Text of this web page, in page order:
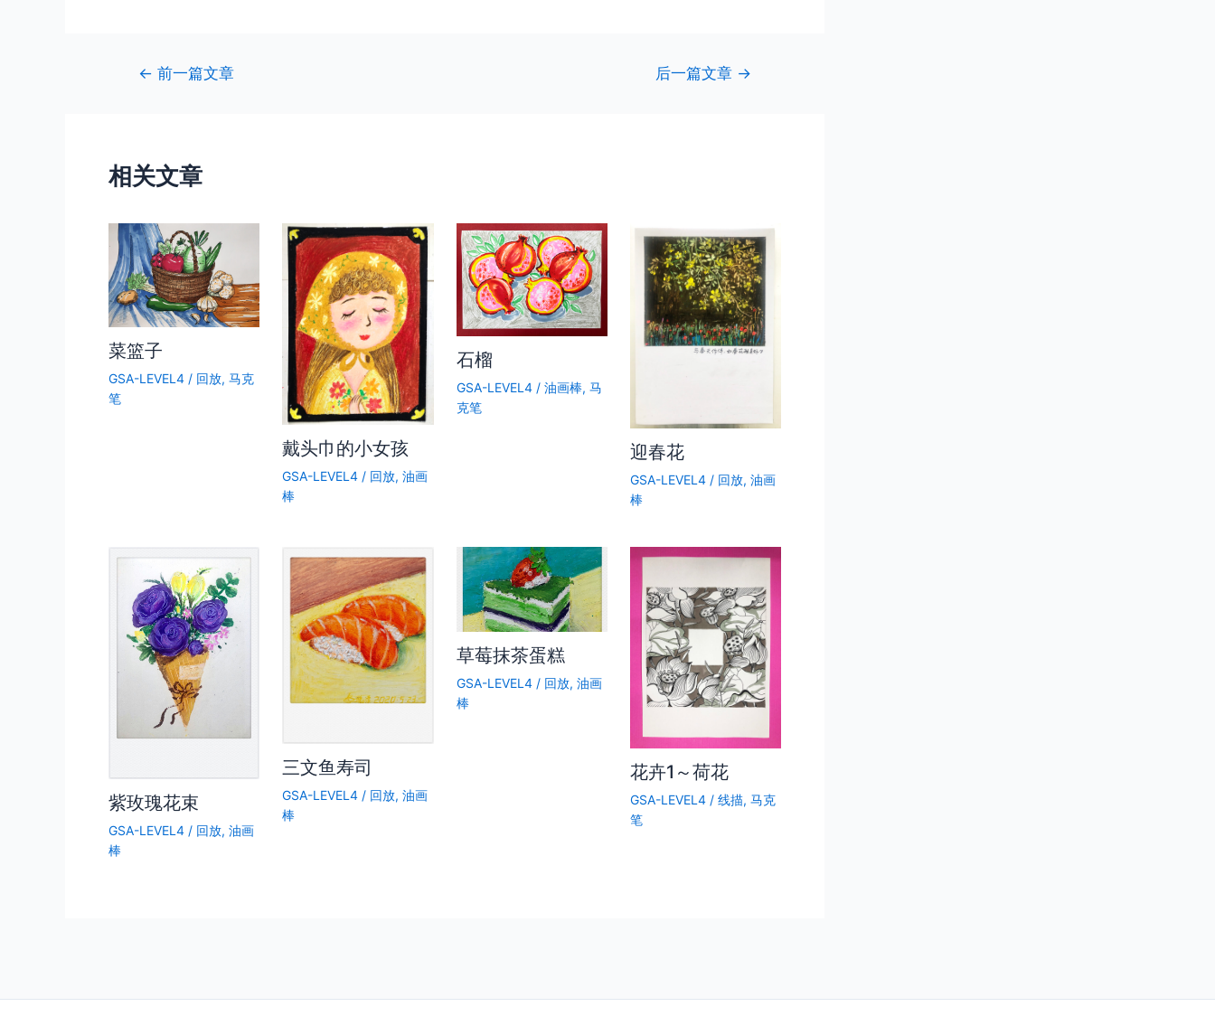
← 前一篇文章 后一篇文章 →
相关文章
菜篮子
GSA-LEVEL4 / 回放, 马克
笔
戴头巾的小女孩
GSA-LEVEL4 / 回放,油画
棒
石榴
GSA-LEVEL4/ 油画棒, 马
克笔
迎春花
GSA-LEVEL4/ 回放, 油画
棒
紫玫瑰花束
GSA-LEVEL4 / 回放, 油画
棒
三文鱼寿司
GSA-LEVEL4 / 回放,油画
棒
草莓抹茶蛋糕
GSA-LEVEL4/ 回放, 油画
棒
花卉1～荷花
GSA-LEVEL4/ 线描, 马克
笔